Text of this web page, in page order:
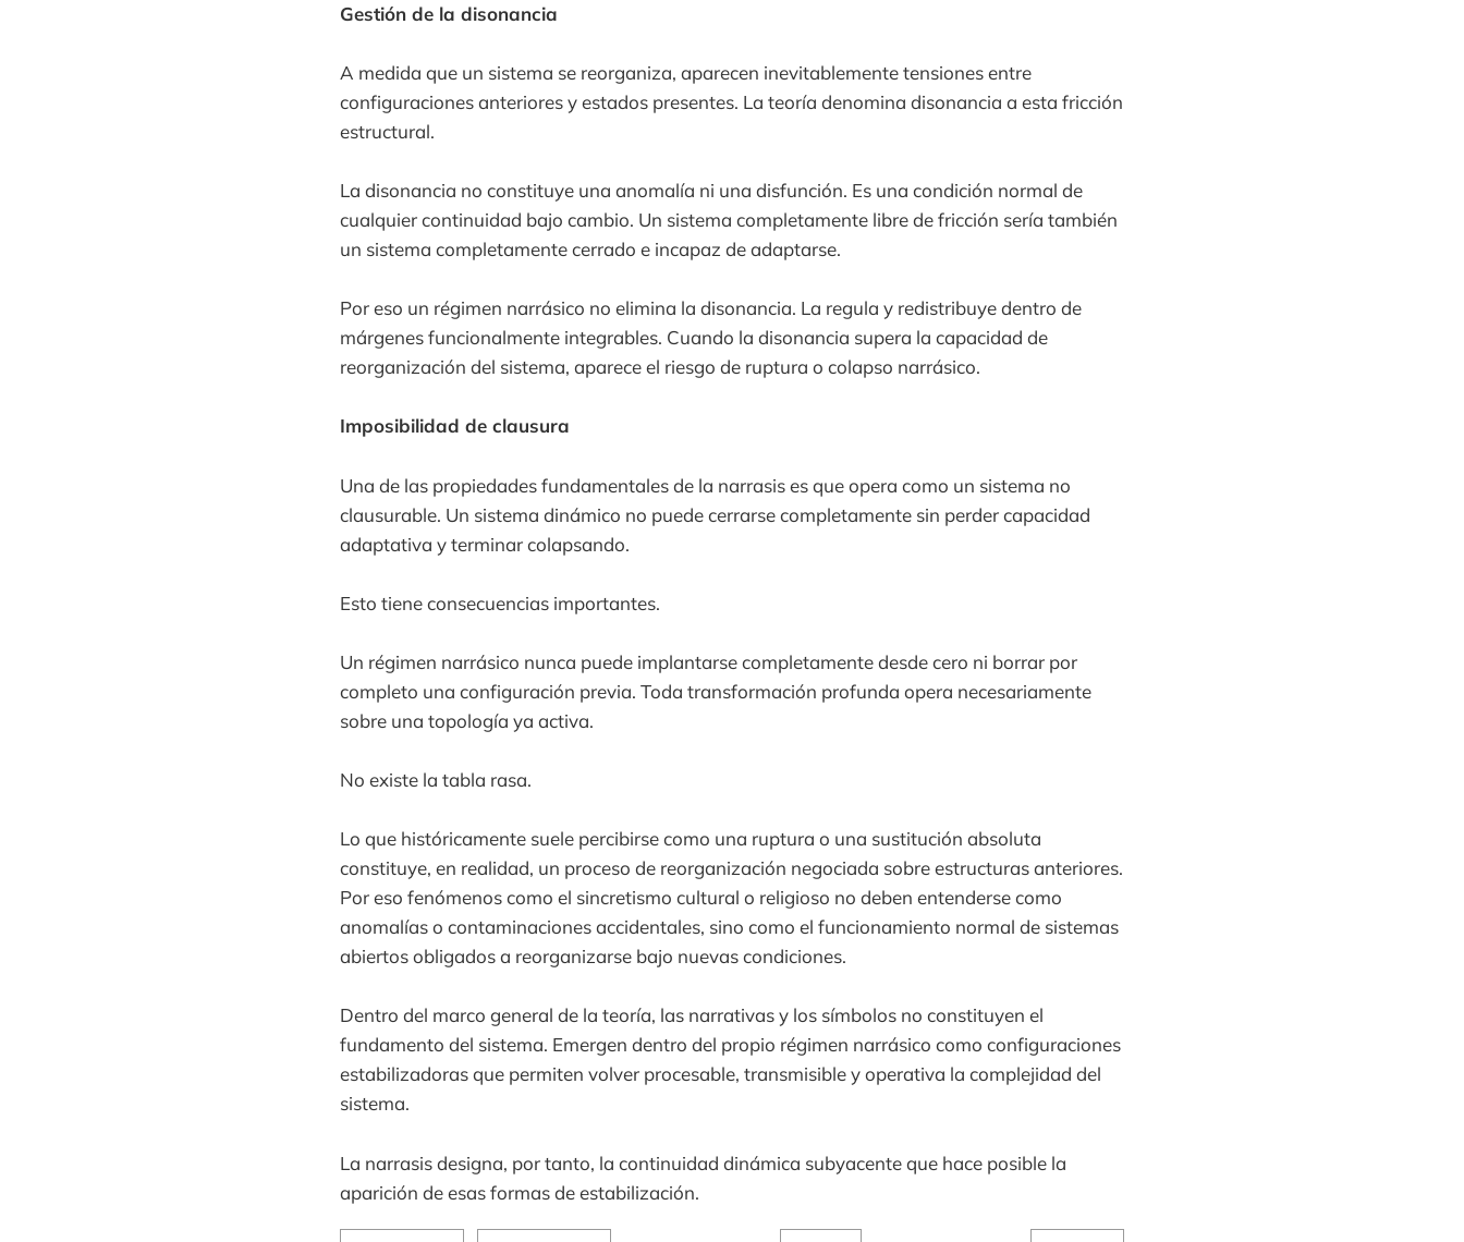
Gestión de la disonancia
A medida que un sistema se reorganiza, aparecen inevitablemente tensiones entre
configuraciones anteriores y estados presentes. La teoría denomina disonancia a esta fricción
estructural.
La disonancia no constituye una anomalía ni una disfunción. Es una condición normal de
cualquier continuidad bajo cambio. Un sistema completamente libre de fricción sería también
un sistema completamente cerrado e incapaz de adaptarse.
Por eso un régimen narrásico no elimina la disonancia. La regula y redistribuye dentro de
márgenes funcionalmente integrables. Cuando la disonancia supera la capacidad de
reorganización del sistema, aparece el riesgo de ruptura o colapso narrásico.
Imposibilidad de clausura
Una de las propiedades fundamentales de la narrasis es que opera como un sistema no
clausurable. Un sistema dinámico no puede cerrarse completamente sin perder capacidad
adaptativa y terminar colapsando.
Esto tiene consecuencias importantes.
Un régimen narrásico nunca puede implantarse completamente desde cero ni borrar por
completo una configuración previa. Toda transformación profunda opera necesariamente
sobre una topología ya activa.
No existe la tabla rasa.
Lo que históricamente suele percibirse como una ruptura o una sustitución absoluta
constituye, en realidad, un proceso de reorganización negociada sobre estructuras anteriores.
Por eso fenómenos como el sincretismo cultural o religioso no deben entenderse como
anomalías o contaminaciones accidentales, sino como el funcionamiento normal de sistemas
abiertos obligados a reorganizarse bajo nuevas condiciones.
Dentro del marco general de la teoría, las narrativas y los símbolos no constituyen el
fundamento del sistema. Emergen dentro del propio régimen narrásico como configuraciones
estabilizadoras que permiten volver procesable, transmisible y operativa la complejidad del
sistema.
La narrasis designa, por tanto, la continuidad dinámica subyacente que hace posible la
aparición de esas formas de estabilización.